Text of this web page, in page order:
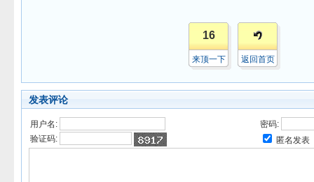
16
来顶一下 返回首页
发表评论
用户名:
密码:
验证码:
匿名发表